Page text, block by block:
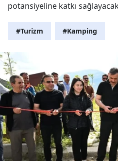
potansiyeline katkı
#Turizm #Kamping